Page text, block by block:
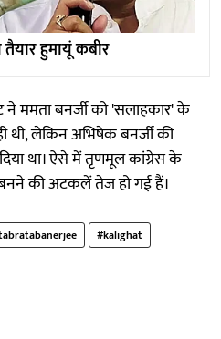
हुमायूं कबीर
ने ममता बनर्जी को 'सलाहकार' के
थी, लेकिन अभिषेक बनर्जी की
था। ऐसे में तृणमूल कांग्रेस के
की अटकलें तेज हो गई हैं।
#kalighat